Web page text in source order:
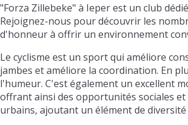
"Forza Zillebeke" à Ieper est un club
Rejoignez-nous pour découvrir les
d'honneur à offrir un environnement
Le cyclisme est un sport qui améliore
jambes et améliore la coordination. En
l'humeur. C'est également un excellent
offrant ainsi des opportunités sociales
urbains, ajoutant un élément de